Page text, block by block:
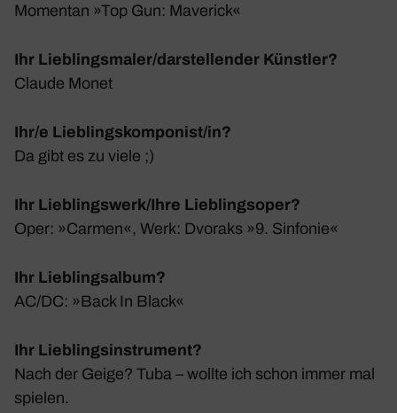
Momentan »Top Gun: Maverick«
Ihr Lieblingsmaler/darstellender Künstler?
Claude Monet
Ihr/e Lieblingskomponist/in?
Da gibt es zu viele ;)
Ihr Lieblingswerk/Ihre Lieblingsoper?
Oper: »Carmen«, Werk: Dvoraks »9. Sinfonie«
Ihr Lieblingsalbum?
AC/DC: »Back In Black«
Ihr Lieblingsinstrument?
Nach der Geige? Tuba – wollte ich schon immer mal
spielen.